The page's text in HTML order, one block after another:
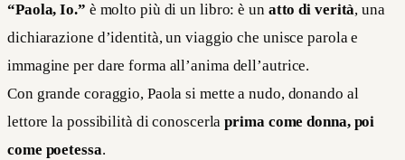
“Paola, Io.” è molto più di un libro: è un atto di verità, una
dichiarazione d’identità, un viaggio che unisce parola e
immagine per dare forma all’anima dell’autrice.
Con grande coraggio, Paola si mette a nudo, donando al
lettore la possibilità di conoscerlaprima come donna, poi
come poetessa.